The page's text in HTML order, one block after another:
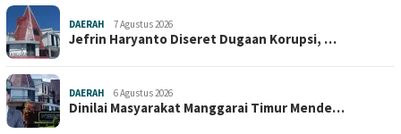
DAERAH 7 Agustus 2026
Jefrin Haryanto Diseret Dugaan Korupsi, …
DAERAH 6 Agustus 2026
Dinilai Masyarakat Manggarai Timur Mende…